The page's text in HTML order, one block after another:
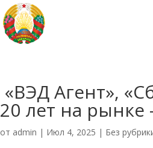
«ВЭД Агент»,
20 лет на
от admin | Июл 4, 2025 | Без